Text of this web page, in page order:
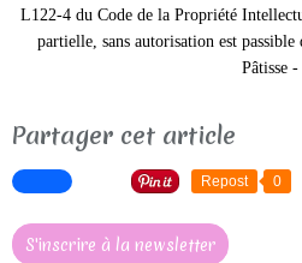
L122-4 du Code de la Propriété
partielle, sans autorisation est passible
Pâtisse -
Partager cet article
Repost 0
S'inscrire à la newsletter